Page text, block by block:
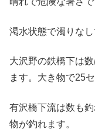
渇水状態で濁りなし
大沢野の鉄橋下は
ます。大き物で25
有沢橋下流は数も
物が釣れます。